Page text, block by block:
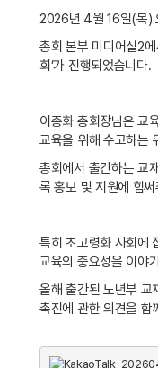
2026년 4월16일(목)
총회 본부 미디어실2에
회’가 진행되었습니다.
이종화 총회장님은 교
교육을 위해 수고하는
총회에서 출간하는 교
록 홍보 및 지원에 힘
특히 초고령화 사회에
교육의 중요성을 이야
올해 출간된 노년부 교
촉진에 관한 의견을 함